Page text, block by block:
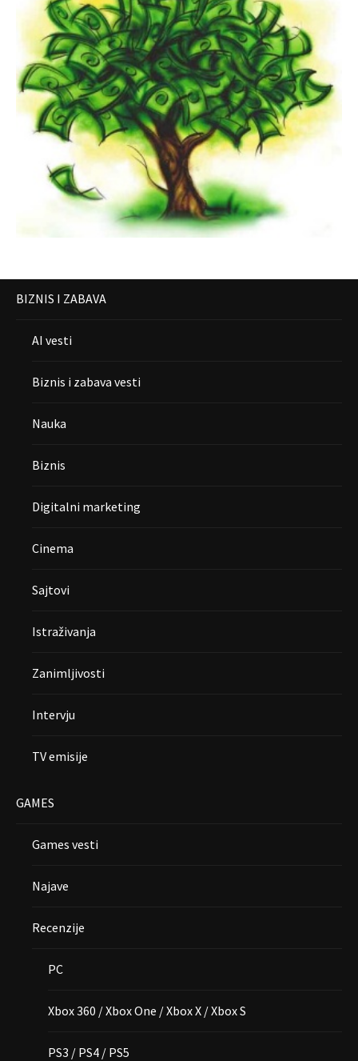
BIZNIS I ZABAVA
AI vesti
Biznis i zabava vesti
Nauka
Biznis
Digitalni marketing
Cinema
Sajtovi
Istraživanja
Zanimljivosti
Intervju
TV emisije
GAMES
Games vesti
Najave
Recenzije
PC
Xbox 360 / Xbox One / Xbox X / Xbox S
PS3 / PS4 / PS5